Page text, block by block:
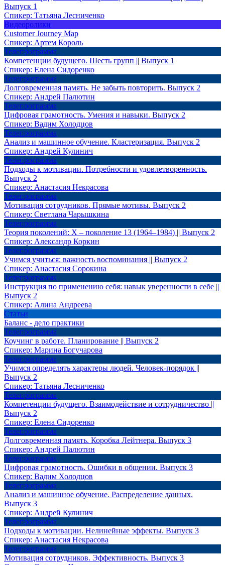
Выпуск 1
Спикер: Татьяна Лесниченко
Видеоролики
Customer Journey Map
Спикер: Артем Король
Телепрограмма
Компетенции будущего. Шесть групп || Выпуск 1
Спикер: Елена Сидоренко
Телепрограмма
Долговременная память. Не забыть повторить. Выпуск 2
Спикер: Андрей Палютин
Телепрограмма
Цифровая грамотность. Умения и навыки. Выпуск 2
Спикер: Вадим Холодцов
Телепрограмма
Анализ и машинное обучение. Кластеризация. Выпуск 2
Спикер: Андрей Кулинич
Телепрограмма
Подходы к мотивации. Потребности и удовлетворенность.
Выпуск 2
Спикер: Анастасия Некрасова
Телепрограмма
Мотивация сотрудников. Прямые мотивы. Выпуск 2
Спикер: Светлана Чарышкина
Телепрограмма
Теория поколений: X – поколение 13 (1964–1984) || Выпуск 2
Спикер: Александр Коркин
Телепрограмма
Учимся учиться: важность воспоминания || Выпуск 2
Спикер: Анастасия Сорокина
Телепрограмма
Инструкция по применению себя: навык уверенности в себе ||
Выпуск 2
Спикер: Алина Андреева
Статьи
Баланс - дело практики
Телепрограмма
Коучинг в работе. Планирование || Выпуск 2
Спикер: Марина Богучарова
Телепрограмма
Учимся определять характеры людей. Человек-порядок ||
Выпуск 2
Спикер: Татьяна Лесниченко
Телепрограмма
Компетенции будущего. Взаимодействие и сотрудничество ||
Выпуск 2
Спикер: Елена Сидоренко
Телепрограмма
Долговременная память. Коробка Лейтнера. Выпуск 3
Спикер: Андрей Палютин
Телепрограмма
Цифровая грамотность. Ошибки в общении. Выпуск 3
Спикер: Вадим Холодцов
Телепрограмма
Анализ и машинное обучение. Распределение данных.
Выпуск 3
Спикер: Андрей Кулинич
Телепрограмма
Подходы к мотивации. Нелинейные эффекты. Выпуск 3
Спикер: Анастасия Некрасова
Телепрограмма
Мотивация сотрудников. Эффективность. Выпуск 3